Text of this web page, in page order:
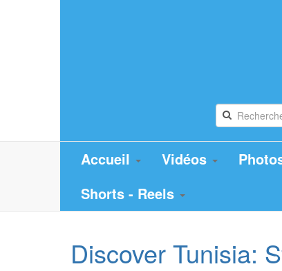
Accueil Vidéos
Shorts - Reels
Discover Tunisia: